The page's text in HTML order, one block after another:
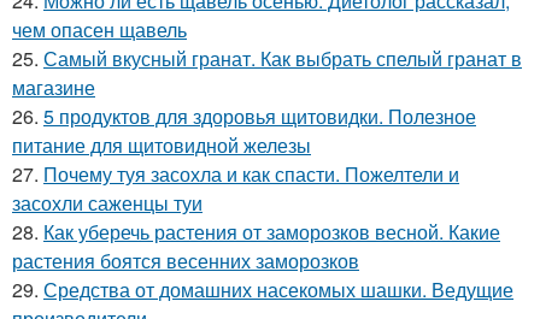
чем опасен щавель
25. Самый вкусный гранат. Как выбрать спелый гранат в
магазине
26. 5 продуктов для здоровья щитовидки. Полезное
питание для щитовидной железы
27. Почему туя засохла и как спасти. Пожелтели и
засохли саженцы туи
28. Как уберечь растения от заморозков весной. Какие
растения боятся весенних заморозков
29. Средства от домашних насекомых шашки. Ведущие